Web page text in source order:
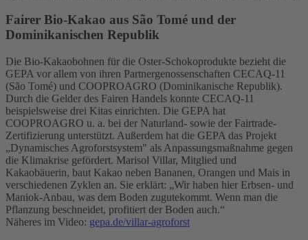
Fairer Bio-Kakao aus São Tomé und der
Dominikanischen Republik
Die Bio-Kakaobohnen für die Oster-Schokoprodukte bezieht die
GEPA vor allem von ihren Partnergenossenschaften CECAQ-11
(São Tomé) und COOPROAGRO (Dominikanische Republik).
Durch die Gelder des Fairen Handels konnte CECAQ-11
beispielsweise drei Kitas einrichten. Die GEPA hat
COOPROAGRO u. a. bei der Naturland- sowie der Fairtrade-
Zertifizierung unterstützt. Außerdem hat die GEPA das Projekt
„Dynamisches Agroforstsystem" als Anpassungsmaßnahme gegen
die Klimakrise gefördert. Marisol Villar, Mitglied und
Kakaobäuerin, baut Kakao neben Bananen, Orangen und Mais in
verschiedenen Zyklen an. Sie erklärt: „Wir haben hier Erbsen- und
Maniok-Anbau, was dem Boden zugutekommt. Wenn man die
Pflanzung beschneidet, profitiert der Boden auch.“
Näheres im Video: gepa.de/villar-agroforst